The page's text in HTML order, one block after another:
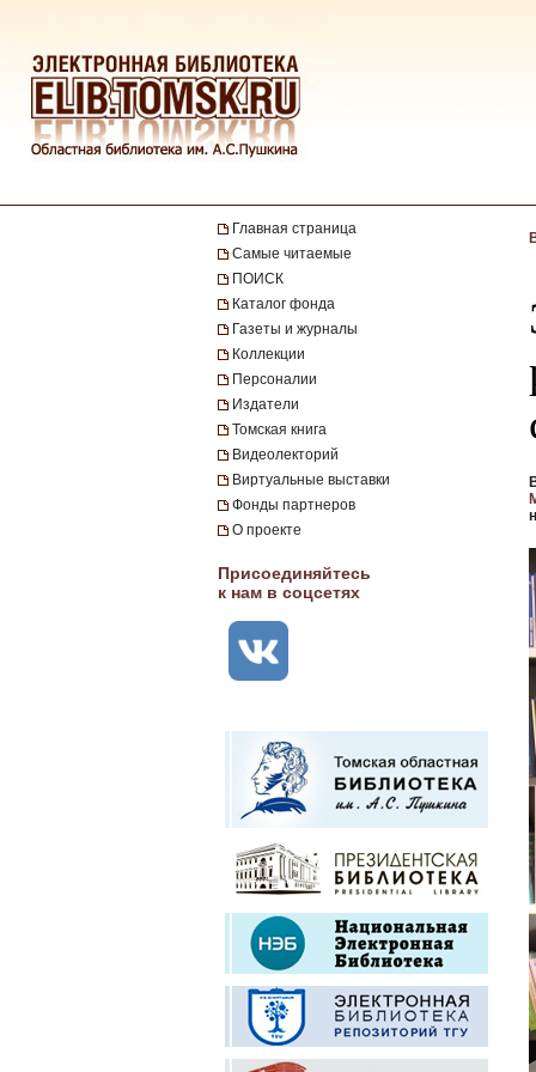
Главная страница
Самые читаемые
ПОИСК
Каталог фонда
Газеты и журналы
Коллекции
Персоналии
Издатели
Томская книга
Видеолекторий
Виртуальные выставки
Фонды партнеров
О проекте
Присоединяйтесь
к нам в соцсетях